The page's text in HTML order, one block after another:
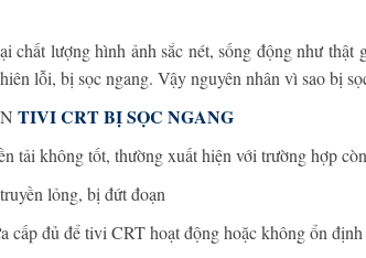
chất lượng hình ảnh sắc nét, sống động như
lỗi, bị sọc ngang. Vậy nguyên nhân vì sao bị
TIVI CRT BỊ SỌC NGANG
tải không tốt, thường xuất hiện với trường hợp
lỏng, bị đứt đoạn
cấp đủ để tivi CRT hoạt động hoặc không ổn định